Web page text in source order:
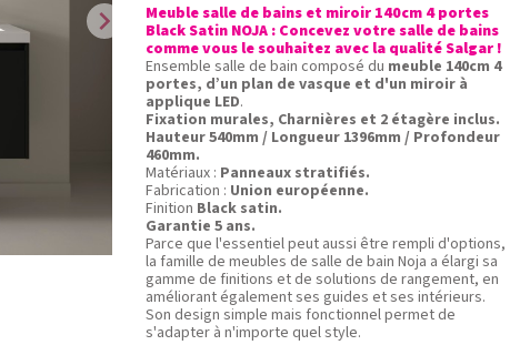
chevron_right
Meuble salle de bains et miroir 140cm 4 portes
Black Satin NOJA : Concevez votre salle de bains
comme vous le souhaitez avec la qualité Salgar !
Ensemble salle de bain composé du meuble 140cm 4
portes, d’un plan de vasque et d'un miroir à
applique LED.
Fixation murales, Charnières et 2 étagère inclus.
Hauteur 540mm / Longueur 1396mm / Profondeur
460mm.
Matériaux : Panneaux stratifiés.
Fabrication : Union européenne.
Finition Black satin.
Garantie 5 ans.
Parce que l'essentiel peut aussi être rempli d'options,
la famille de meubles de salle de bain Noja a élargi sa
gamme de finitions et de solutions de rangement, en
améliorant également ses guides et ses intérieurs.
Son design simple mais fonctionnel permet de
s'adapter à n'importe quel style.